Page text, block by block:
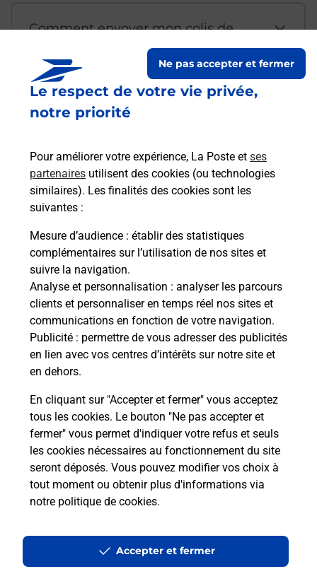
Le respect de votre vie privée,
notre priorité
Pour améliorer votre expérience, La Poste et ses
partenaires utilisent des cookies (ou technologies
similaires). Les finalités des cookies sont les
suivantes :
Mesure d’audience : établir des statistiques
complémentaires sur l’utilisation de nos sites et
suivre la navigation.
Analyse et personnalisation : analyser les parcours
clients et personnaliser en temps réel nos sites et
communications en fonction de votre navigation.
Publicité : permettre de vous adresser des publicités
en lien avec vos centres d’intérêts sur notre site et
en dehors.
En cliquant sur "Accepter et fermer" vous acceptez
tous les cookies. Le bouton "Ne pas accepter et
fermer" vous permet d'indiquer votre refus et seuls
les cookies nécessaires au fonctionnement du site
seront déposés. Vous pouvez modifier vos choix à
tout moment ou obtenir plus d'informations via
notre politique de cookies.
Ne pas accepter et fermer
Accepter et fermer
Comment envoyer mon colis de
Est-il possible d’acheter un
emballage directement depuis un
Comment demander une
modification de livraison ?
Comment La Poste participe-t-elle
à votre sécurité au quotidien ?
Puis-je passer mon code de la route
avec La Poste et sous quelles
conditions ?
Localiser Liste Loiret CHAINGY
Accessibilité : partiellement conforme